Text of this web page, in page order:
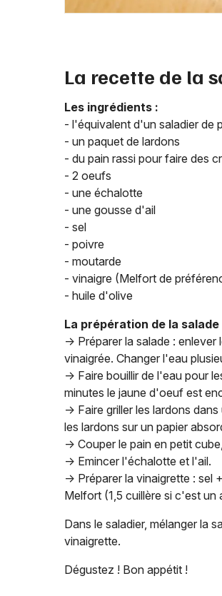
La recette de la
Les ingrédients :
- l'équivalent d'un saladier de
- un paquet de lardons
- du pain rassi pour faire des
- 2 oeufs
- une échalotte
- une gousse d'ail
- sel
- poivre
- moutarde
- vinaigre (Melfort de
- huile d'olive
La prépération de la
-> Préparer la salade :
vinaigrée. Changer l'eau
-> Faire bouillir de l'eau pour
minutes le jaune d'oeuf est
-> Faire griller les lardons
les lardons sur un papier
-> Couper le pain en petit
-> Emincer l'échalotte et l'ail.
-> Préparer la vinaigrette : sel
Melfort (1,5 cuillère si c'est
Dans le saladier, mélanger la
vinaigrette.
Dégustez ! Bon appétit !